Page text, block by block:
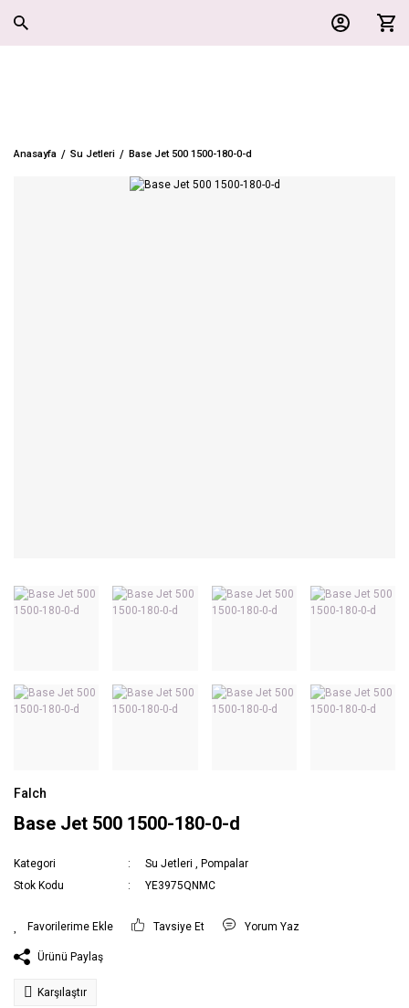
Anasayfa Su Jetleri Base Jet 500 1500-180-0-d
Falch
Base Jet 500 1500-180-0-d
Kategori Su Jetleri ,Pompalar
Stok Kodu
YE3975QNMC
Tavsiye Et Yorum Yaz
Ürünü Paylaş
Karşılaştır